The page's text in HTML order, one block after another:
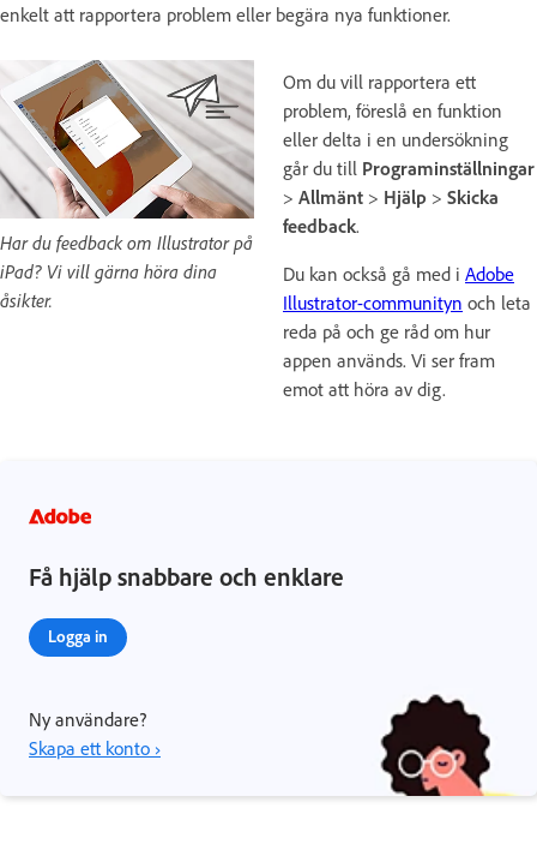
enkelt att rapportera problem eller begära nya funktioner.
Om du vill rapportera ett
problem, föreslå en funktion
eller delta i en undersökning
går du till Programinställningar
> Allmänt > Hjälp > Skicka
feedback.
Du kan också gå med i Adobe
Illustrator-communityn och leta
reda på och ge råd om hur
appen används. Vi ser fram
emot att höra av dig.
Har du feedback om Illustrator på
iPad? Vi vill gärna höra dina
åsikter.
Få hjälp snabbare och enklare
Logga in
Ny användare?
Skapa ett konto ›